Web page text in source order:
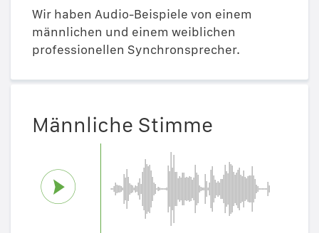
Wir haben Audio-Beispiele von einem
männlichen und einem weiblichen
professionellen Synchronsprecher.
Männliche Stimme